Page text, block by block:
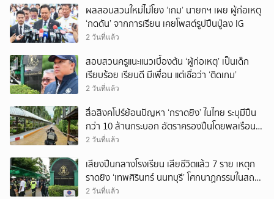
ผลสอบสวนใหม่ไม่โยง ‘เกม’ นายกฯ เผย ผู้ก่อเหตุ
‘กดดัน’ จากการเรียน เคยโพสต์รูปปืนปู่ลง IG
2 วันที่แล้ว
สอบสวนครูแนะแนวเบื้องต้น ‘ผู้ก่อเหตุ’ เป็นเด็ก
เรียบร้อย เรียนดี มีเพื่อน แต่เชื่อว่า ‘ติดเกม’
2 วันที่แล้ว
สื่อสิงคโปร์ย้อนปัญหา ‘กราดยิง’ ในไทย ระบุมีปืน
กว่า 10 ล้านกระบอก อัตราครองปืนโดยพลเรือน
สูงที่สุดในภูมิภาค
2 วันที่แล้ว
เสียงปืนกลางโรงเรียน เสียชีวิตแล้ว 7 ราย เหตุก
ราดยิง ‘เทพศิรินทร์ นนทบุรี’ โศกนาฏกรรมในสถาน
ศึกษา ครั้งที่ 2 ในรอบปี
2 วันที่แล้ว